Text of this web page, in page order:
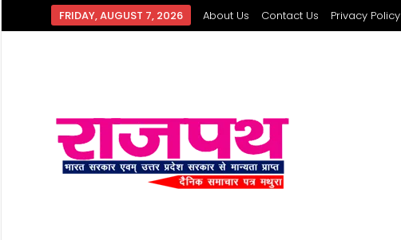
FRIDAY, AUGUST 7, 2026 About Us Contact Us Privacy Policy